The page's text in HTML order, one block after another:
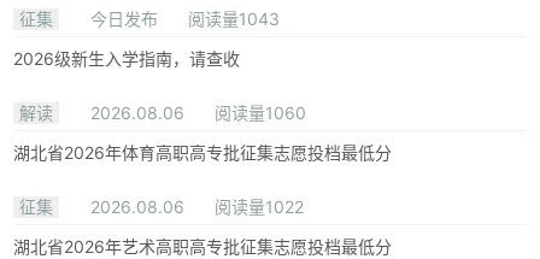
征集
今日发布
阅读量1043
2026级新生入学指南，请查收
解读 2026.08.06
阅读量1060
湖北省2026年体育高职高专批征集志愿投档最低分
征集 2026.08.06
阅读量1022
湖北省2026年艺术高职高专批征集志愿投档最低分